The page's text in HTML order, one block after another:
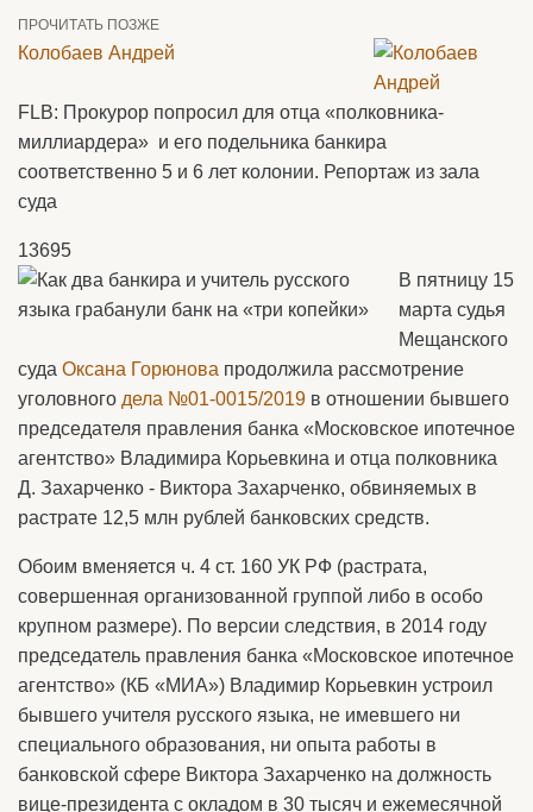
ПРОЧИТАТЬ ПОЗЖЕ
Колобаев Андрей
FLB: Прокурор попросил для отца «полковника-
миллиардера» и его подельника банкира
соответственно 5 и 6 лет колонии. Репортаж из зала
суда
13695
В пятницу 15
марта судья
Мещанского
суда Оксана Горюнова продолжила рассмотрение
уголовного дела №01-0015/2019 в отношении бывшего
председателя правления банка «Московское ипотечное
агентство» Владимира Корьевкина и отца полковника
Д. Захарченко - Виктора Захарченко, обвиняемых в
растрате 12,5 млн рублей банковских средств.
Обоим вменяется ч. 4 ст. 160 УК РФ (растрата,
совершенная организованной группой либо в особо
крупном размере). По версии следствия, в 2014 году
председатель правления банка «Московское ипотечное
агентство» (КБ «МИА») Владимир Корьевкин устроил
бывшего учителя русского языка, не имевшего ни
специального образования, ни опыта работы в
банковской сфере Виктора Захарченко на должность
вице-президента с окладом в 30 тысяч и ежемесячной